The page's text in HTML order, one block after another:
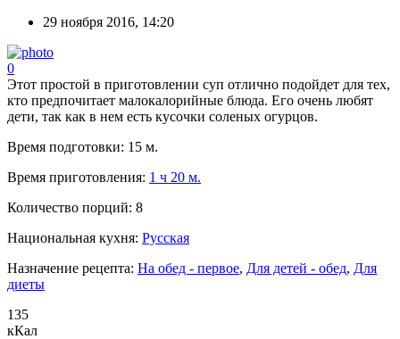
29 ноября 2016, 14:20
0
Этот простой в приготовлении суп отлично подойдет для тех,
кто предпочитает малокалорийные блюда. Его очень любят
дети, так как в нем есть кусочки соленых огурцов.
Время подготовки: 15 м.
Время приготовления: 1 ч 20 м.
Количество порций: 8
Национальная кухня: Русская
Назначение рецепта: На обед - первое, Для детей - обед, Для
диеты
135
кКал